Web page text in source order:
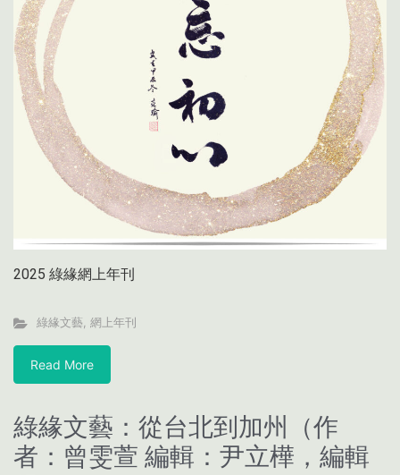
2025 綠緣網上年刊
綠緣文藝, 網上年刊
Read More
綠緣文藝：從台北到加州（作
者：曾雯萱 編輯：尹立樺，編輯